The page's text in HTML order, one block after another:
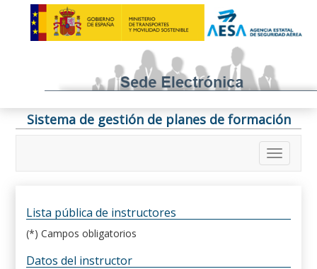
Sistema de gestión de planes de formación
Lista pública de instructores
(*) Campos obligatorios
Datos del instructor